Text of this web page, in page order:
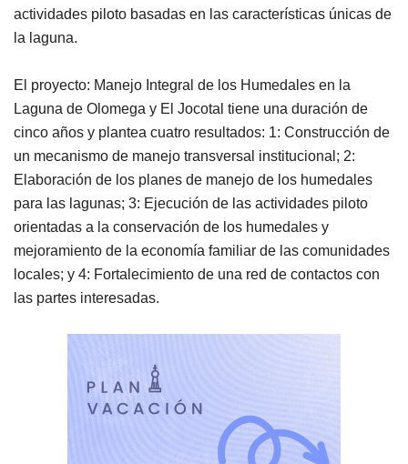
actividades piloto basadas en las características únicas de
la laguna.
El proyecto: Manejo Integral de los Humedales en la
Laguna de Olomega y El Jocotal tiene una duración de
cinco años y plantea cuatro resultados: 1: Construcción de
un mecanismo de manejo transversal institucional; 2:
Elaboración de los planes de manejo de los humedales
para las lagunas; 3: Ejecución de las actividades piloto
orientadas a la conservación de los humedales y
mejoramiento de la economía familiar de las comunidades
locales; y 4: Fortalecimiento de una red de contactos con
las partes interesadas.